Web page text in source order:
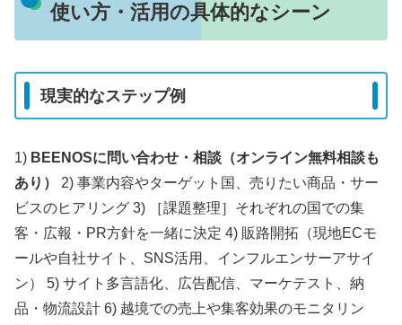
使い方・活用の具体的なシーン
現実的なステップ例
1) BEENOSに問い合わせ・相談（オンライン無料相談も
あり）
2) 事業内容やターゲット国、売りたい商品・サー
ビスのヒアリング 3) ［課題整理］それぞれの国での集
客・広報・PR方針を一緒に決定 4) 販路開拓（現地ECモ
ールや自社サイト、SNS活用、インフルエンサーアサイ
ン） 5) サイト多言語化、広告配信、マーケテスト、納
品・物流設計 6) 越境での売上や集客効果のモニタリン